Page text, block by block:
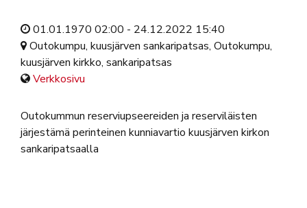
01.01.1970 02:00 - 24.12.2022 15:40
Outokumpu, kuusjärven sankaripatsas, Outokumpu,
kuusjärven kirkko, sankaripatsas
Verkkosivu
Outokummun reserviupseereiden ja reserviläisten
järjestämä perinteinen kunniavartio kuusjärven kirkon
sankaripatsaalla